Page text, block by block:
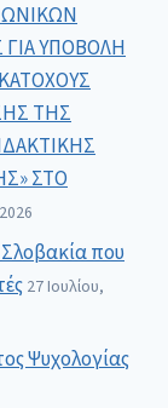
ΥΠΟΒΟΛΗ
ΤΗΣ
ΣΤΟ
που
27 Ιουλίου,
Ψυχολογίας